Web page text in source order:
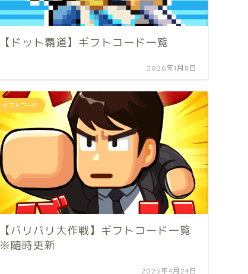
【ドット覇道】ギフトコード一覧
2026年1月8日
ギフトコード
【バリバリ大作戦】ギフトコード一覧
※随時更新
2025年4月24日